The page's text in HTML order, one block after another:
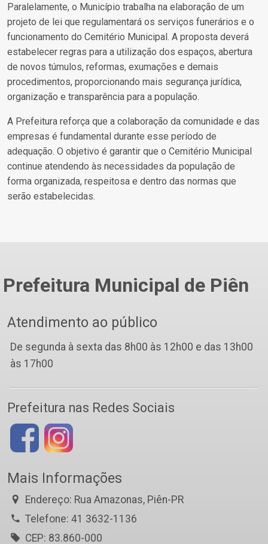
Paralelamente, o Município trabalha na elaboração de um
projeto de lei que regulamentará os serviços funerários e o
funcionamento do Cemitério Municipal. A proposta deverá
estabelecer regras para a utilização dos espaços, abertura
de novos túmulos, reformas, exumações e demais
procedimentos, proporcionando mais segurança jurídica,
organização e transparência para a população.
A Prefeitura reforça que a colaboração da comunidade e das
empresas é fundamental durante esse período de
adequação. O objetivo é garantir que o Cemitério Municipal
continue atendendo às necessidades da população de
forma organizada, respeitosa e dentro das normas que
serão estabelecidas.
Prefeitura Municipal de Piên
Atendimento ao público
De segunda à sexta das 8h00 às 12h00 e das 13h00
às 17h00
Prefeitura nas Redes Sociais
Mais Informações
Endereço: Rua Amazonas, Piên-PR
Telefone: 41 3632-1136
CEP: 83.860-000